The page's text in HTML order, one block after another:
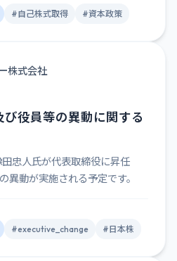
#自己株式取得 #資本政策
株式会社
役員等の異動に関する
忠人氏が代表取締役に昇任
異動が実施される予定です。
#executive_change #日本株